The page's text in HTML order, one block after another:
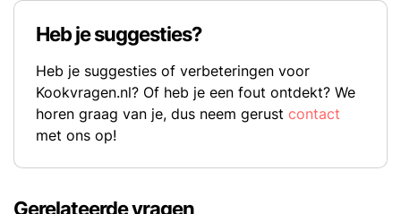
Heb je suggesties?
Heb je suggesties of verbeteringen voor
Kookvragen.nl? Of heb je een fout ontdekt? We
horen graag van je, dus neem gerust contact
met ons op!
Gerelateerde vragen